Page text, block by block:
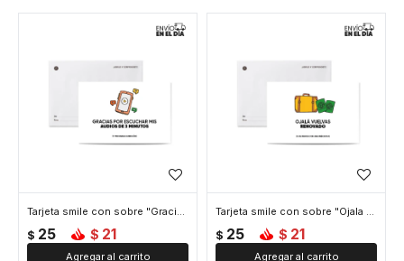
Tarjeta smile con sobre "Gracias por escuchar"
$ 25 $ 21
Tarjeta smile con sobre "Ojala vuelvas"
$ 25 $ 21